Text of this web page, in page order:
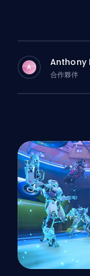
A Anthony
合作夥伴